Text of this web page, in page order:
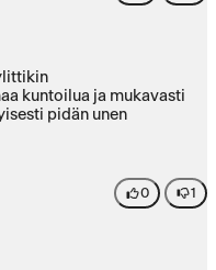
kuntoilua ja mukavasti
pidän unen
0 1